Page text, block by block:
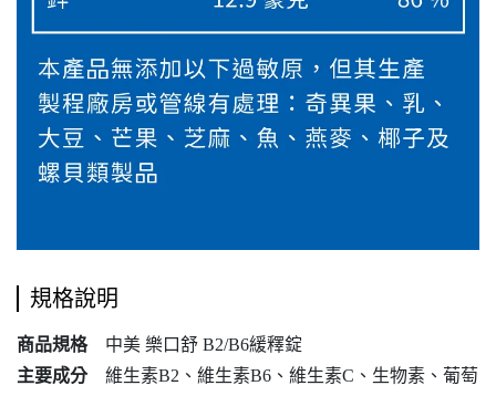
規格說明
商品規格
中美 樂口舒 B2/B6緩釋錠
主要成分
維生素B2、維生素B6、維生素C、生物素、葡萄